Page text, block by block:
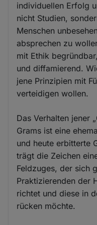
individuellen Erfolg
nicht Studien,
Menschen
absprechen zu
mit Ethik
und diffamierend.
jene Prinzipien mit
verteidigen wollen.
Das Verhalten jener
Grams ist eine
und heute erbitterte
trägt die Zeichen
Feldzuges, der sich
Praktizierenden der
richtet und diese in
rücken möchte.